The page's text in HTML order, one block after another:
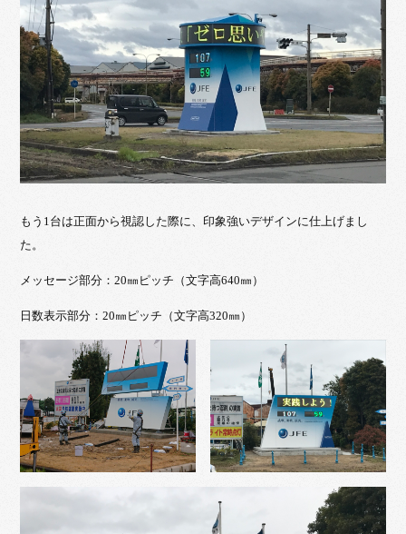
もう1台は正面から視認した際に、印象強いデザインに仕上げまし
た。
メッセージ部分：20㎜ピッチ（文字高640㎜）
日数表示部分：20㎜ピッチ（文字高320㎜）